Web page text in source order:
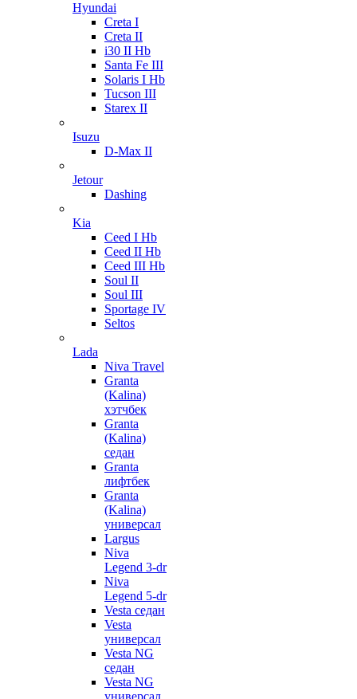
Hyundai
Creta I
Creta II
i30 II Hb
Santa Fe III
Solaris I Hb
Tucson III
Starex II
Isuzu
D-Max II
Jetour
Dashing
Kia
Ceed I Hb
Ceed II Hb
Ceed III Hb
Soul II
Soul III
Sportage IV
Seltos
Lada
Niva Travel
Granta
(Kalina)
хэтчбек
Granta
(Kalina)
седан
Granta
лифтбек
Granta
(Kalina)
универсал
Largus
Niva
Legend 3-dr
Niva
Legend 5-dr
Vesta седан
Vesta
универсал
Vesta NG
седан
Vesta NG
универсал